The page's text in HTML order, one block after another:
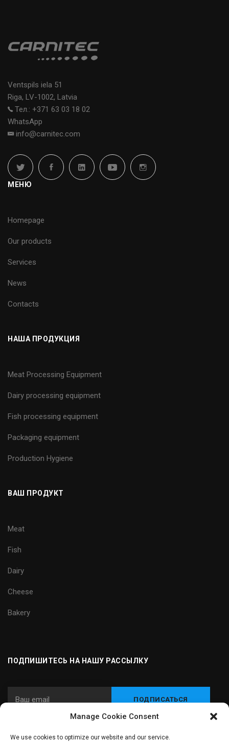
Manage Cookie Consent
We use cookies to optimize our website and our service.
Ventspils iela 51
Riga, LV-1002, Latvia
Тел.: +371 63 03 18 02
WhatsApp
info@carnitec.com
МЕНЮ
Homepage
Our products
Services
News
Contacts
НАША ПРОДУКЦИЯ
Meat Processing Equipment
Dairy processing equipment
Fish processing equipment
Packaging equipment
Production Hygiene
ВАШ ПРОДУКТ
Meat
Fish
Dairy
Cheese
Bakery
ПОДПИШИТЕСЬ НА НАШУ РАССЫЛКУ